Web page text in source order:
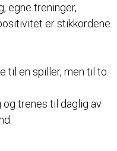
egne treninger,
er stikkordene
til en spiller, men til to.
og trenes til daglig av